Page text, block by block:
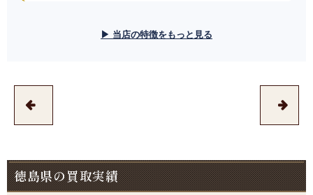
▶ 当店の特徴をもっと見る
徳島県の買取実績